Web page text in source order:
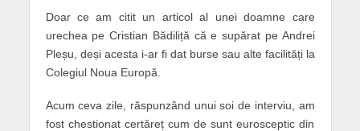
Doar ce am citit un articol al unei doamne care
urechea pe Cristian Bădiliță că e supărat pe Andrei
Pleșu, deși acesta i-ar fi dat burse sau alte facilități la
Colegiul Noua Europă.
Acum ceva zile, răspunzând unui soi de interviu, am
fost chestionat certăreț cum de sunt eurosceptic din